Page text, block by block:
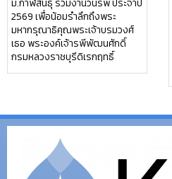
ม.กาฬสินธุ์ ร่วมงานวันรพี ประจำปี
2569 เพื่อน้อมรำลึกถึงพระ
มหากรุณาธิคุณพระเจ้าบรมวงศ์
เธอ พระองค์เจ้ารพีพัฒนศักดิ์
กรมหลวงราชบุรีดิเรกฤทธิ์